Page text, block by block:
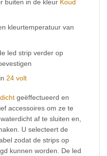
buiten in de kleur Koud
kleurtemperatuur van
led strip verder op
24 volt
geëffectueerd en
accessoires om ze te
af te sluiten en,
U selecteert de
zodat de strips op
kunnen worden. De led